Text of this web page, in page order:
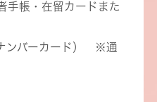
手帳・在留カードまた
ンバーカード） ※通